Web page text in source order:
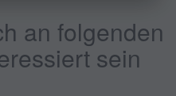
an folgenden
sein